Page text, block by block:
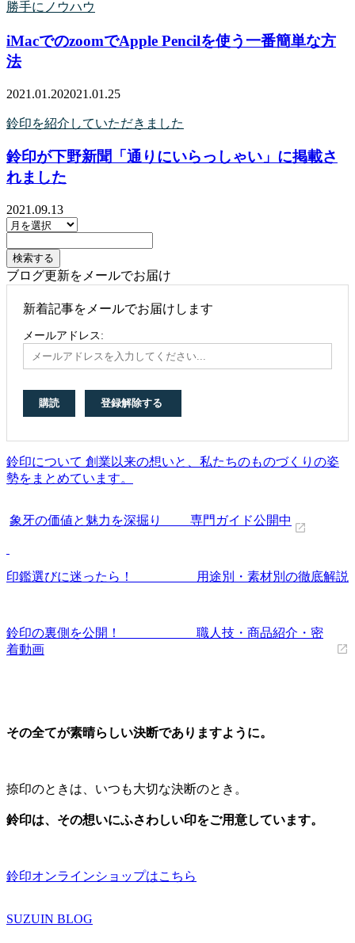
勝手にノウハウ
iMacでのzoomでApple Pencilを使う一番簡単な方
法
2021.01.202021.01.25
鈴印を紹介していただきました
鈴印が下野新聞「通りにいらっしゃい」に掲載さ
れました
2021.09.13
ブログ更新をメールでお届け
新着記事をメールでお届けします
メールアドレス:
鈴印について 創業以来の想いと、私たちのものづくりの姿
勢をまとめています。
象牙の価値と魅力を深掘り 専門ガイド公開中
印鑑選びに迷ったら！ 用途別・素材別の徹底解説
鈴印の裏側を公開！ 職人技・商品紹介・密
着動画
その全てが素晴らしい決断でありますように。
捺印のときは、いつも大切な決断のとき。
鈴印は、その想いにふさわしい印をご用意しています。
鈴印オンラインショップはこちら
SUZUIN BLOG